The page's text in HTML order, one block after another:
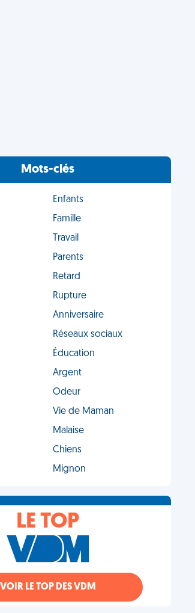
Mots-clés
Enfants
Famille
Travail
Parents
Retard
Rupture
Anniversaire
Réseaux sociaux
Éducation
Argent
Odeur
Vie de Maman
Malaise
Chiens
Mignon
LE TOP
VOIR LE TOP DES VDM